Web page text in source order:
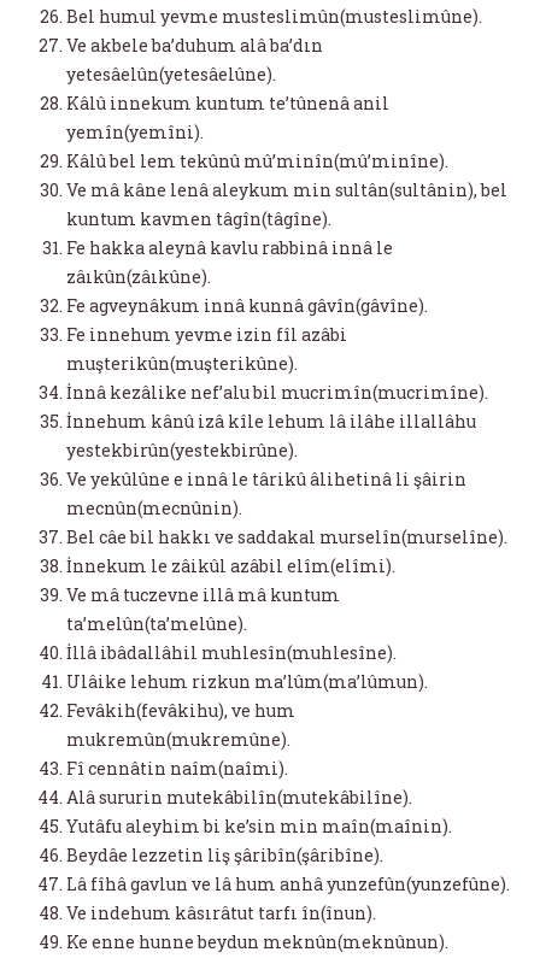
Bel humul yevme musteslimûn(musteslimûne).
Ve akbele ba’duhum alâ ba’dın
yetesâelûn(yetesâelûne).
Kâlû innekum kuntum te’tûnenâ anil
yemîn(yemîni).
Kâlû bel lem tekûnû mû’minîn(mû’minîne).
Ve mâ kâne lenâ aleykum min sultân(sultânin), bel
kuntum kavmen tâgîn(tâgîne).
Fe hakka aleynâ kavlu rabbinâ innâ le
zâıkûn(zâıkûne).
Fe agveynâkum innâ kunnâ gâvîn(gâvîne).
Fe innehum yevme izin fîl azâbi
muşterikûn(muşterikûne).
İnnâ kezâlike nef’alu bil mucrimîn(mucrimîne).
İnnehum kânû izâ kîle lehum lâ ilâhe illallâhu
yestekbirûn(yestekbirûne).
Ve yekûlûne e innâ le târikû âlihetinâ li şâirin
mecnûn(mecnûnin).
Bel câe bil hakkı ve saddakal murselîn(murselîne).
İnnekum le zâikûl azâbil elîm(elîmi).
Ve mâ tuczevne illâ mâ kuntum
ta’melûn(ta’melûne).
İllâ ibâdallâhil muhlesîn(muhlesîne).
Ulâike lehum rizkun ma’lûm(ma’lûmun).
Fevâkih(fevâkihu), ve hum
mukremûn(mukremûne).
Fî cennâtin naîm(naîmi).
Alâ sururin mutekâbilîn(mutekâbilîne).
Yutâfu aleyhim bi ke’sin min maîn(maînin).
Beydâe lezzetin liş şâribîn(şâribîne).
Lâ fîhâ gavlun ve lâ hum anhâ yunzefûn(yunzefûne).
Ve indehum kâsırâtut tarfı în(înun).
Ke enne hunne beydun meknûn(meknûnun).